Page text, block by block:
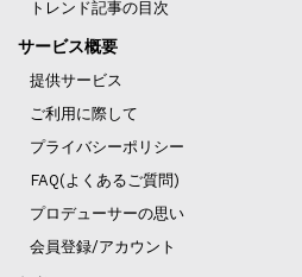
トレンド記事の目次
サービス概要
提供サービス
ご利用に際して
プライバシーポリシー
FAQ(よくあるご質問)
プロデューサーの思い
会員登録/アカウント